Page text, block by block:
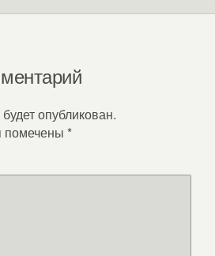
опубликован.
помечены *